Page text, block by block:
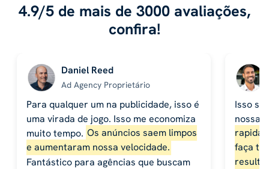
4.9/5 de mais de 3000 avaliações,
confira!
Daniel Reed
Ad Agency Proprietário
Para qualquer um na publicidade, isso é
uma virada de jogo. Isso me economiza
muito tempo. Os anúncios saem limpos
e aumentaram nossa velocidade.
Fantástico para agências que buscam
Isso se
nossa
faça